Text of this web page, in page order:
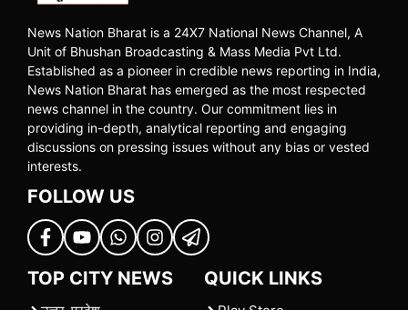
News Nation Bharat is a 24X7 National News Channel, A
Unit of Bhushan Broadcasting & Mass Media Pvt Ltd.
Established as a pioneer in credible news reporting in India,
News Nation Bharat has emerged as the most respected
news channel in the country. Our commitment lies in
providing in-depth, analytical reporting and engaging
discussions on pressing issues without any bias or vested
interests.
FOLLOW US
TOP CITY NEWS QUICK LINKS